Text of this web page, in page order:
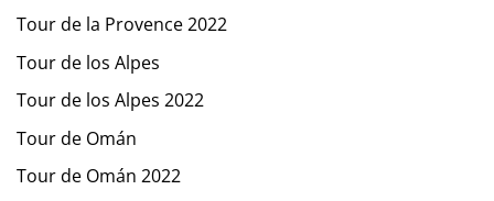
Tour de la Provence 2022
Tour de los Alpes
Tour de los Alpes 2022
Tour de Omán
Tour de Omán 2022